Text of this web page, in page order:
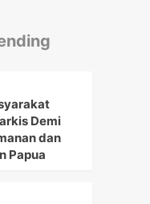
Demi
dan
Papua